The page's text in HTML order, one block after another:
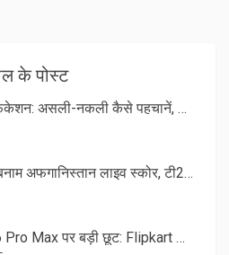
के पोस्ट
आधार वेरिफिकेशन: असली-नकली कैसे पहचानें, पूरी जांच प्रक्रिया और सुरक्षा नियम
वेस्ट इंडीज बनाम अफगानिस्तान लाइव स्कोर, टी20 विश्व कप 2024: ग्रुप सी के शीर्ष स्थान के लिए टक्कर
iPhone 16 Pro Max पर बड़ी छूट: Flipkart बिग बिलियन डे में मिल रहा नया दाम